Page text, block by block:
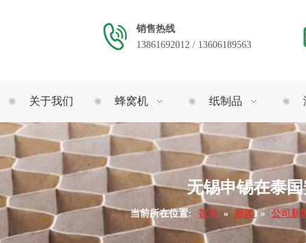
销售热线
13861692012 / 13606189563
关于我们 蜂窝机 纸制品
无锡申锡在泰
当前所在位置: 首页 » 新闻 » 公司新